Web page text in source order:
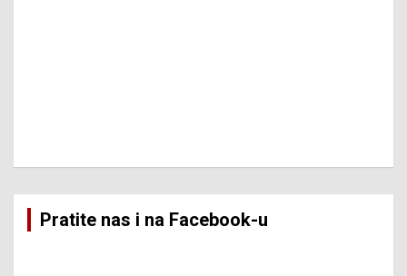
Pratite nas i na Facebook-u